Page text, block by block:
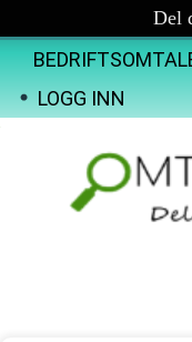
Del
LOGG INN